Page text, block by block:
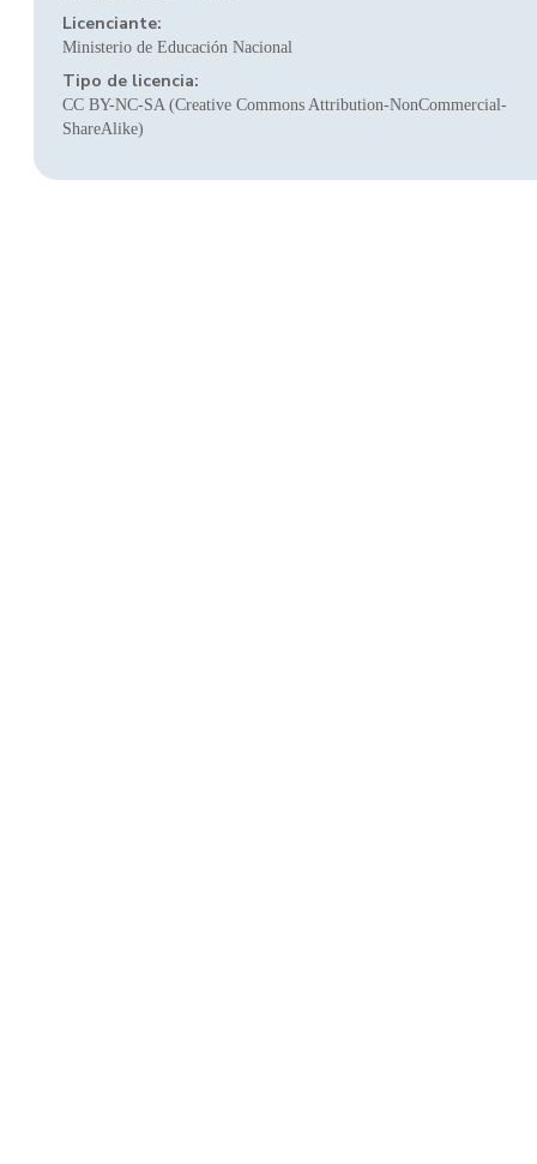
Licenciante:
Ministerio de Educación Nacional
Tipo de licencia:
CC BY-NC-SA (Creative Commons Attribution-NonCommercial-
ShareAlike)